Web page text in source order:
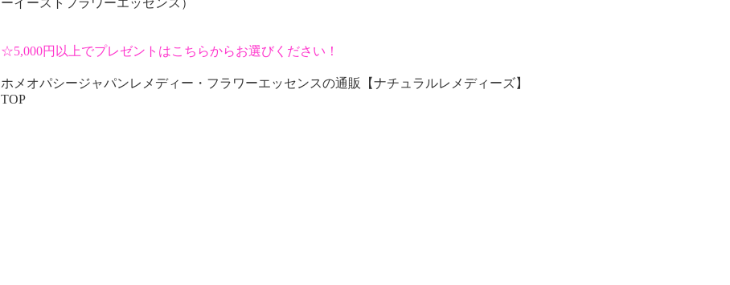
☆5,000円以上でプレゼントはこちらからお選びください！
ホメオパシージャパンレメディー・フラワーエッセンスの通販【ナチュラルレメディーズ】
TOP